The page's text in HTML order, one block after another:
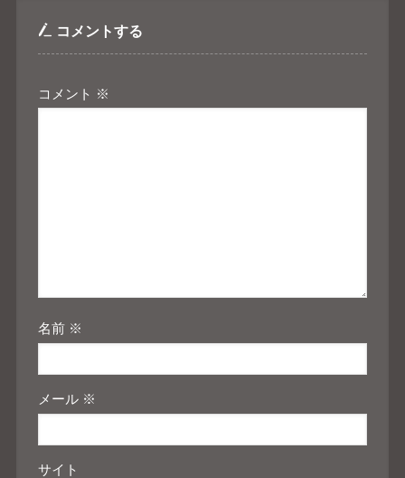
コメントする
コメント ※
名前 ※
メール ※
サイト